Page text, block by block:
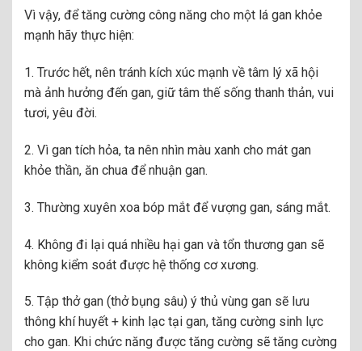
Vì vậy, để tăng cường công năng cho một lá gan khỏe
mạnh hãy thực hiện:
1. Trước hết, nên tránh kích xúc mạnh về tâm lý xã hội
mà ảnh hưởng đến gan, giữ tâm thế sống thanh thản, vui
tươi, yêu đời.
2. Vì gan tích hỏa, ta nên nhìn màu xanh cho mát gan
khỏe thần, ăn chua để nhuận gan.
3. Thường xuyên xoa bóp mắt để vượng gan, sáng mắt.
4. Không đi lại quá nhiều hại gan và tổn thương gan sẽ
không kiểm soát được hệ thống cơ xương.
5. Tập thở gan (thở bụng sâu) ý thủ vùng gan sẽ lưu
thông khí huyết + kinh lạc tại gan, tăng cường sinh lực
cho gan. Khi chức năng được tăng cường sẽ tăng cường